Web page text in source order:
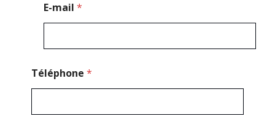
E-mail *
Téléphone *